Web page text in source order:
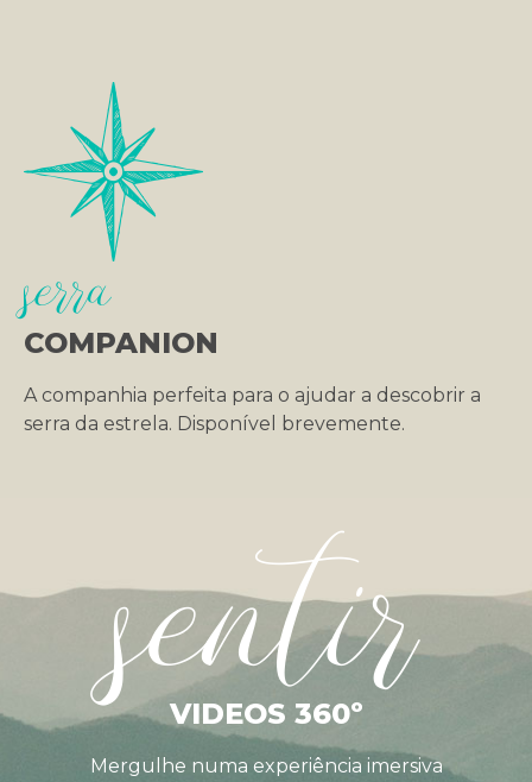
serra
COMPANION
A companhia perfeita para o ajudar a descobrir a
serra da estrela. Disponível brevemente.
sentir
VIDEOS 360º
Mergulhe numa experiência imersiva